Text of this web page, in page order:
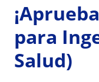
para
Salud)